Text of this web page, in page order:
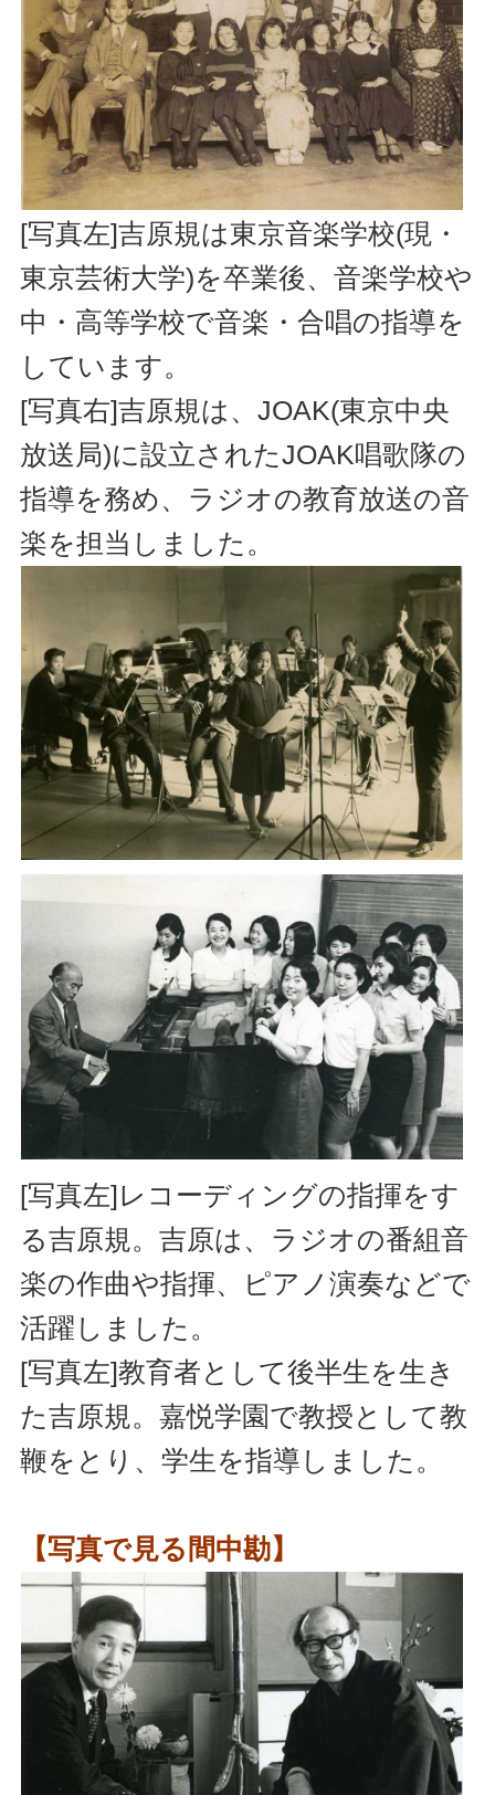
[写真左]吉原規は東京音楽学校(現・
東京芸術大学)を卒業後、音楽学校や
中・高等学校で音楽・合唱の指導を
しています。
[写真右]吉原規は、JOAK(東京中央
放送局)に設立されたJOAK唱歌隊の
指導を務め、ラジオの教育放送の音
楽を担当しました。
[写真左]レコーディングの指揮をす
る吉原規。吉原は、ラジオの番組音
楽の作曲や指揮、ピアノ演奏などで
活躍しました。
[写真左]教育者として後半生を生き
た吉原規。嘉悦学園で教授として教
鞭をとり、学生を指導しました。
【写真で見る間中勘】